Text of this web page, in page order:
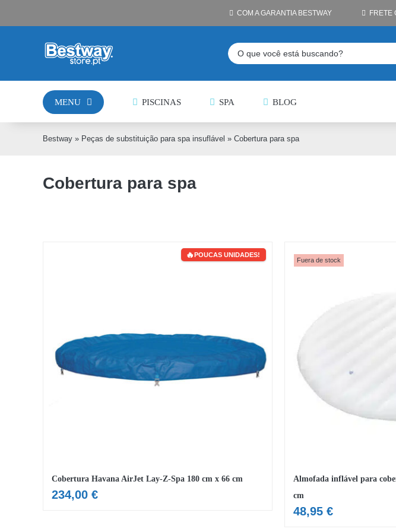
to
PISCINAS SPA BLOG
MENU
COM A GARANTIA BESTWAY FRETE
Pesquisar
Bestway» Peças de substituição para spa insuflável » Cobertura para spa
Cobertura para spa
POUCAS UNIDADES!
Cobertura Havana AirJet Lay-Z-Spa 180 cm x 66 cm
234,00 €
Fuera de stock
Almofada inflável para
cm
48,95 €